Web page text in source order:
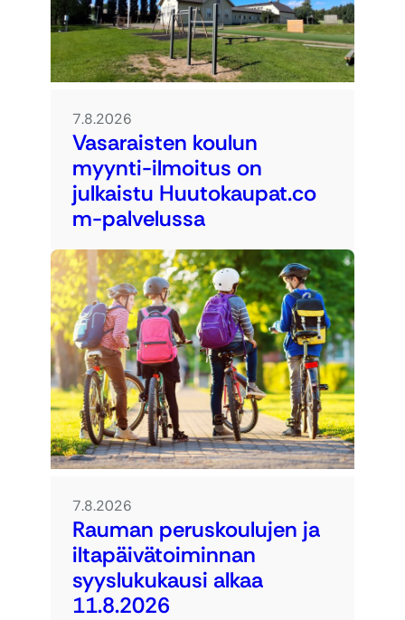
7.8.2026
Vasaraisten koulun
myynti-ilmoitus on
julkaistu Huutokaupat.co
m-palvelussa
7.8.2026
Rauman peruskoulujen ja
iltapäivätoiminnan
syyslukukausi alkaa
11.8.2026